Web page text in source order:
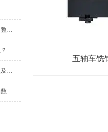
电主轴数控车床对刀误差分析与调整指南
介绍智能电主轴机床的常见故障以及维护保养
从传统到智能：超高速伺服电主轴数控车床如何重塑车削工艺
五轴车铣